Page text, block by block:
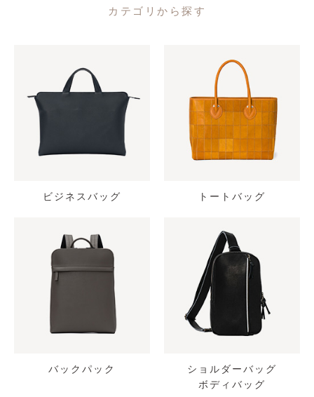
カテゴリから探す
ビジネスバッグ トートバッグ
バックパック
ショルダーバッグ
ボディバッグ